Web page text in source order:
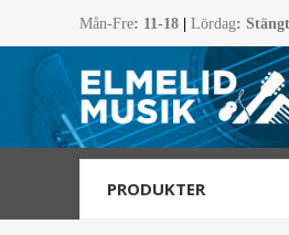
Mån-Fre: 11-18 Lördag: Stängt
PRODUKTER